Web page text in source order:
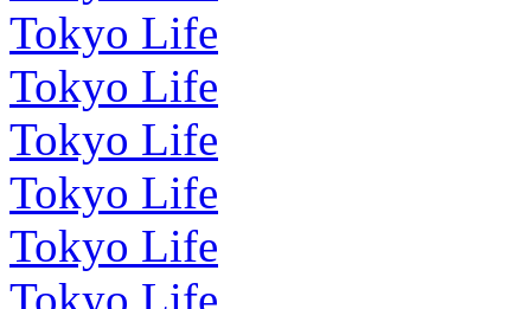
Tokyo Life
Tokyo Life
Tokyo Life
Tokyo Life
Tokyo Life
Tokyo Life